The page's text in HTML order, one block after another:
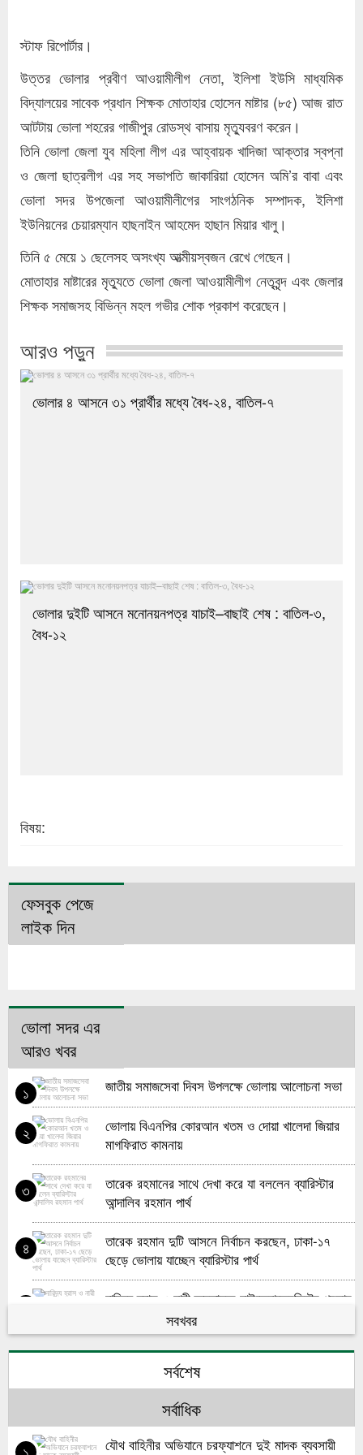
স্টাফ রিপোর্টার।
উত্তর ভোলার প্রবীণ আওয়ামীলীগ নেতা, ইলিশা ইউসি মাধ্যমিক
বিদ্যালয়ের সাবেক প্রধান শিক্ষক মোতাহার হোসেন মাষ্টার (৮৫) আজ রাত
আটটায় ভোলা শহরের গাজীপুর রোডস্থ বাসায় মৃত্যুবরণ করেন।
তিনি ভোলা জেলা যুব মহিলা লীগ এর আহ্বায়ক খাদিজা আক্তার স্বপ্না
ও জেলা ছাত্রলীগ এর সহ সভাপতি জাকারিয়া হোসেন অমি’র বাবা এবং
ভোলা সদর উপজেলা আওয়ামীলীগের সাংগঠনিক সম্পাদক, ইলিশা
ইউনিয়নের চেয়ারম্যান হাছনাইন আহমেদ হাছান মিয়ার খালু।
তিনি ৫ মেয়ে ১ ছেলেসহ অসংখ্য আত্মীয়স্বজন রেখে গেছেন।
মোতাহার মাষ্টারের মৃত্যুতে ভোলা জেলা আওয়ামীলীগ নেতৃবৃন্দ এবং জেলার
শিক্ষক সমাজসহ বিভিন্ন মহল গভীর শোক প্রকাশ করেছেন।
আরও পড়ুন
ভোলার ৪ আসনে ৩১ প্রার্থীর মধ্যে বৈধ-২৪, বাতিল-৭
ভোলার দুইটি আসনে মনোনয়নপত্র যাচাই–বাছাই শেষ : বাতিল-৩,
বৈধ-১২
বিষয়:
ফেসবুক পেজে
লাইক দিন
ভোলা সদর এর
আরও খবর
১ জাতীয় সমাজসেবা দিবস উপলক্ষে ভোলায় আলোচনা সভা
২
ভোলায় বিএনপির কোরআন খতম ও দোয়া খালেদা জিয়ার
মাগফিরাত কামনায়
৩
তারেক রহমানের সাথে দেখা করে যা বললেন ব্যারিস্টার
আন্দালিব রহমান পার্থ
৪
তারেক রহমান দুটি আসনে নির্বাচন করছেন, ঢাকা-১৭
ছেড়ে ভোলায় যাচ্ছেন ব্যারিস্টার পার্থ
দারিদ্র্য হ্রাস ও নারী ক্ষমতায়নে মাইক্রোক্রেডিটের প্রভাব
নিয়ে ভোলায় এফজিডি সভা
মহিলা দলের উদ্যোগে ভোলার চরনোয়াবাদে খতম খানি ও
জাতীয় সাংবাদিক সংস্থা প্রতিষ্ঠাতা মরহুম মুহাম্মদ আলতাফ
হোসেন স্মরণ সভা অনুষ্ঠিত
সবখবর
সর্বশেষ
সর্বাধিক
যৌথ বাহিনীর অভিযানে চরফ্যাশনে দুই মাদক ব্যবসায়ী